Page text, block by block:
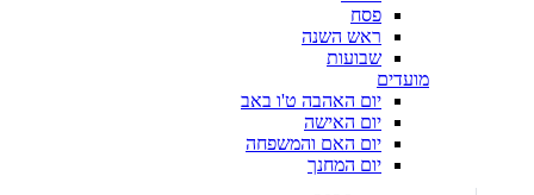
פסח
ראש השנה
שבועות
מועדים
יום האהבה ט'ו באב
יום האישה
יום האם והמשפחה
יום המחנך